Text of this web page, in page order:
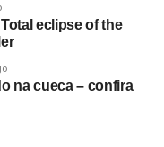
eclipse of the
na cueca – confira